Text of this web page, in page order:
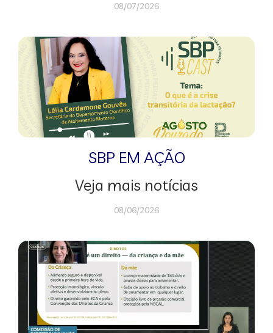
08/07/2026
SBP EM AÇÃO
Veja mais notícias
08/06/2026